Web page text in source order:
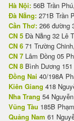
Hà Nội: 56B Trần
Đà Nẵng: 271B Trần
Cần Thơ: 266 đường
CN 5 Đà Nẵng 32 Lê
CN 6 71 Trường
CN 7 Lâm Đồng 05
CN 8 Bình Dương
Đồng Nai 40/198A
Kiên Giang 418
Nha Trang 54
Vũng Tàu 185B
Quảng Nam 61